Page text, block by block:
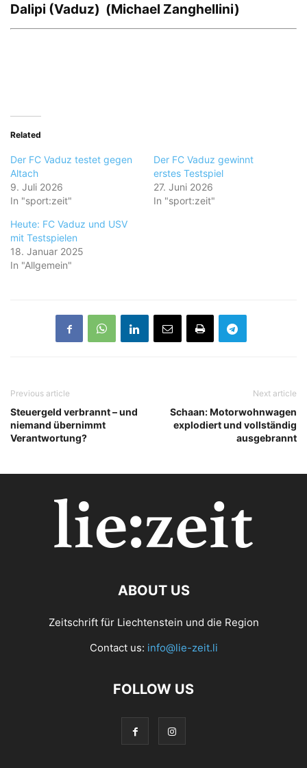
Dalipi (Vaduz) (Michael Zanghellini)
Related
Der FC Vaduz testet gegen
Altach
9. Juli 2026
In "sport:zeit"
Der FC Vaduz gewinnt
erstes Testspiel
27. Juni 2026
In "sport:zeit"
Heute: FC Vaduz und USV
mit Testspielen
18. Januar 2025
In "Allgemein"
Previous article
Steuergeld verbrannt – und
niemand übernimmt
Verantwortung?
Next article
Schaan: Motorwohnwagen
explodiert und vollständig
ausgebrannt
ABOUT US
Zeitschrift für Liechtenstein und die Region
Contact us: info@lie-zeit.li
FOLLOW US